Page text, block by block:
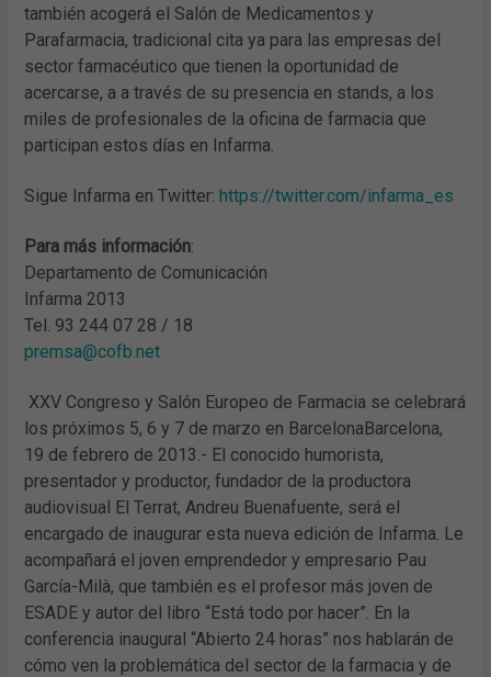
también acogerá el Salón de Medicamentos y
Parafarmacia, tradicional cita ya para las empresas del
sector farmacéutico que tienen la oportunidad de
acercarse, a a través de su presencia en stands, a los
miles de profesionales de la oficina de farmacia que
participan estos días en Infarma.
Sigue Infarma en Twitter:https://twitter.com/infarma_es
Para más información:
Departamento de Comunicación
Infarma 2013
Tel. 93 244 07 28 / 18
premsa@cofb.net
XXV Congreso y Salón Europeo de Farmacia se celebrará
los próximos 5, 6 y 7 de marzo en BarcelonaBarcelona,
19 de febrero de 2013.- El conocido humorista,
presentador y productor, fundador de la productora
audiovisual El Terrat, Andreu Buenafuente, será el
encargado de inaugurar esta nueva edición de Infarma. Le
acompañará el joven emprendedor y empresario Pau
García-Milà, que también es el profesor más joven de
ESADE y autor del libro “Está todo por hacer”. En la
conferencia inaugural “Abierto 24 horas” nos hablarán de
cómo ven la problemática del sector de la farmacia y de